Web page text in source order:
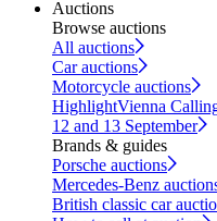
Auctions
Browse auctions
All auctions
Car auctions
Motorcycle auctions
HighlightVienna
12 and 13 September
Brands & guides
Porsche auctions
Mercedes-Benz
British classic car